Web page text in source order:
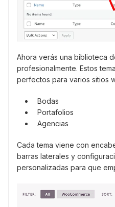
Ahora verás una biblioteca
profesionalmente. Estos
perfectos para varios sitios
Bodas
Portafolios
Agencias
Cada tema viene con
barras laterales y
personalizadas para que